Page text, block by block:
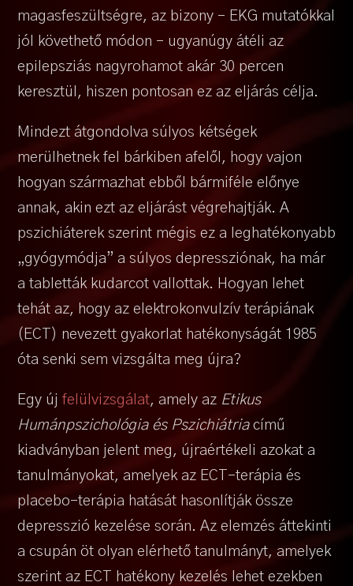
magasfeszültségre, az bizony – EKG mutatókkal
jól követhető módon – ugyanúgy átéli az
epilepsziás nagyrohamot akár 30 percen
keresztül, hiszen pontosan ez az eljárás célja.
Mindezt átgondolva súlyos kétségek
merülhetnek fel bárkiben afelől, hogy vajon
hogyan származhat ebből bármiféle előnye
annak, akin ezt az eljárást végrehajtják. A
pszichiáterek szerint mégis ez a leghatékonyabb
„gyógymódja” a súlyos depressziónak, ha már
a tabletták kudarcot vallottak. Hogyan lehet
tehát az, hogy az elektrokonvulzív terápiának
(ECT) nevezett gyakorlat hatékonyságát 1985
óta senki sem vizsgálta meg újra?
Egy új felülvizsgálat, amely az Etikus
Humánpszichológia és Pszichiátriacímű
kiadványban jelent meg, újraértékeli azokat a
tanulmányokat, amelyek az ECT-terápia és
placebo-terápia hatását hasonlítják össze
depresszió kezelése során. Az elemzés áttekinti
a csupán öt olyan elérhető tanulmányt, amelyek
szerint az ECT hatékony kezelés lehet ezekben